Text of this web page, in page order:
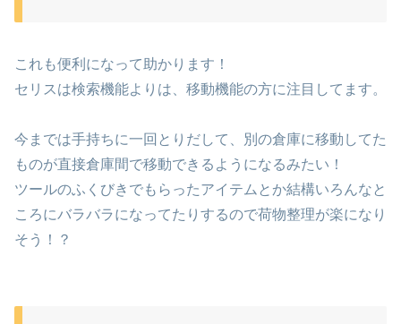
これも便利になって助かります！
セリスは検索機能よりは、移動機能の方に注目してます。
今までは手持ちに一回とりだして、別の倉庫に移動してた
ものが直接倉庫間で移動できるようになるみたい！
ツールのふくびきでもらったアイテムとか結構いろんなと
ころにバラバラになってたりするので荷物整理が楽になり
そう！？